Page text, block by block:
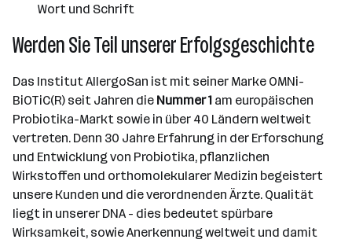
Wort und Schrift
Werden Sie Teil unserer Erfolgsgeschichte
Das Institut AllergoSan ist mit seiner Marke OMNi-
BiOTiC(R) seit Jahren die Nummer 1 am europäischen
Probiotika-Markt sowie in über 40 Ländern weltweit
vertreten. Denn 30 Jahre Erfahrung in der Erforschung
und Entwicklung von Probiotika, pflanzlichen
Wirkstoffen und orthomolekularer Medizin begeistert
unsere Kunden und die verordnenden Ärzte. Qualität
liegt in unserer DNA - dies bedeutet spürbare
Wirksamkeit, sowie Anerkennung weltweit und damit